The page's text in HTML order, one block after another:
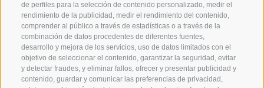
de perfiles para la selección de contenido personalizado, medir el
rendimiento de la publicidad, medir el rendimiento del contenido,
comprender al público a través de estadísticas o a través de la
combinación de datos procedentes de diferentes fuentes,
desarrollo y mejora de los servicios, uso de datos limitados con el
objetivo de seleccionar el contenido, garantizar la seguridad, evitar
y detectar fraudes, y eliminar fallos, ofrecer y presentar publicidad y
contenido, guardar y comunicar las preferencias de privacidad,
Sostenibilidad
Productos y Marcas
Código etico